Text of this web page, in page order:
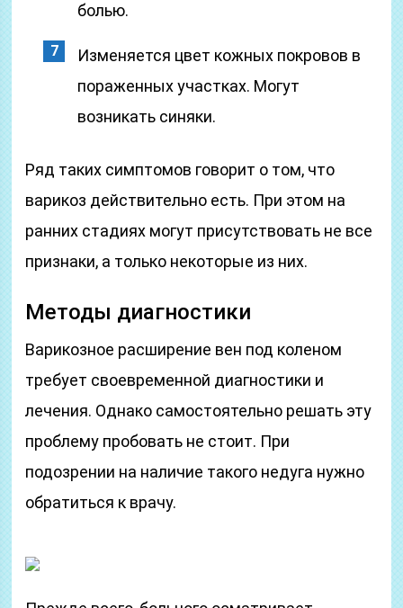
болью.
Изменяется цвет кожных покровов в
пораженных участках. Могут
возникать синяки.
Ряд таких симптомов говорит о том, что
варикоз действительно есть. При этом на
ранних стадиях могут присутствовать не все
признаки, а только некоторые из них.
Методы диагностики
Варикозное расширение вен под коленом
требует своевременной диагностики и
лечения. Однако самостоятельно решать эту
проблему пробовать не стоит. При
подозрении на наличие такого недуга нужно
обратиться к врачу.